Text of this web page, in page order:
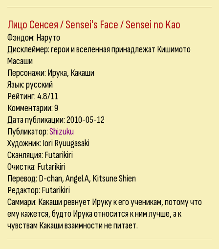
Лицо Сенсея / Sensei's Face / Sensei no Kao
Фэндом: Наруто
Дисклеймер: герои и вселенная принадлежат Кишимото
Масаши
Персонажи: Ирука, Какаши
Язык: русский
Рейтинг: 4.8/11
Комментарии:9
Дата публикации: 2010-05-12
Публикатор:Shizuku
Художник: Iori Ryuugasaki
Сканляция: Futarikiri
Очистка: Futarikiri
Перевод: D-chan, Angel.A, Kitsune Shien
Редактор: Futarikiri
Саммари: Какаши ревнует Ируку к его ученикам, потому что
ему кажется, будто Ирука относится к ним лучше, а к
чувствам Какаши взаимности не питает.